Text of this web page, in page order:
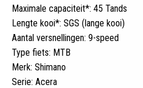
Maximale capaciteit*: 45 Tands
Lengte kooi*: SGS (lange kooi)
Aantal versnellingen: 9-speed
Type fiets: MTB
Merk: Shimano
Serie: Acera